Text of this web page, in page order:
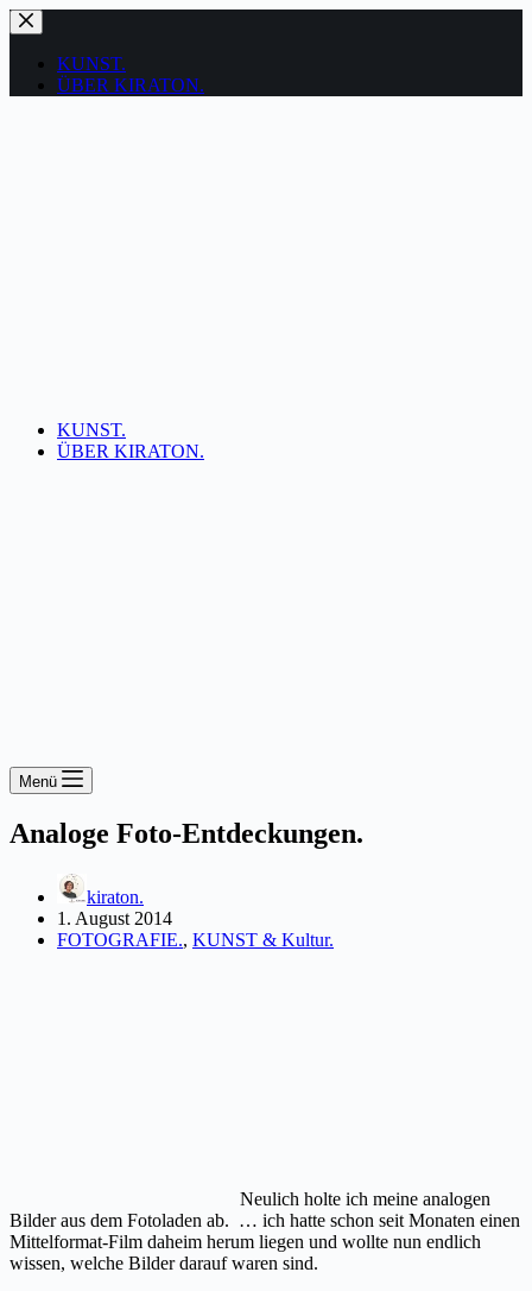
Zum
Inhalt
springenKUNST.
ÜBER KIRATON.
KUNST.
ÜBER KIRATON.
Menü
Analoge Foto-Entdeckungen.
kiraton.
1. August 2014
FOTOGRAFIE., KUNST & Kultur.
Neulich holte ich meine analogen
Bilder aus dem Fotoladen ab. … ich hatte schon seit Monaten einen
Mittelformat-Film daheim herum liegen und wollte nun endlich
wissen, welche Bilder darauf waren sind.